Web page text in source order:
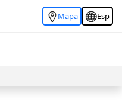
Mapa Esp